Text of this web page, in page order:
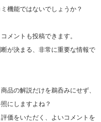
機能ではないでしょうか？
メントも投稿できます。
が決まる、非常に重要な情報で
品の解説だけを鵜呑みにせず、
にしますよね？
価をいただく、よいコメントを